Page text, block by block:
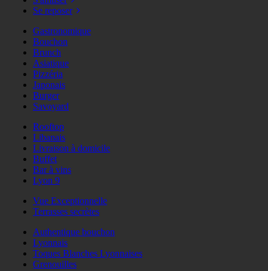
Se reposer
Gastronomique
Bouchon
Brunch
Asiatique
Pizzéria
Japonais
Burger
Savoyard
Rooftop
Libanais
Livraison à domicile
Buffet
Bar à vins
Lyon 9
Vue Exceptionnelle
Terrasses secrètes
Authentique bouchon
Lyonnais
Toques Blanches Lyonnaises
Grenouilles